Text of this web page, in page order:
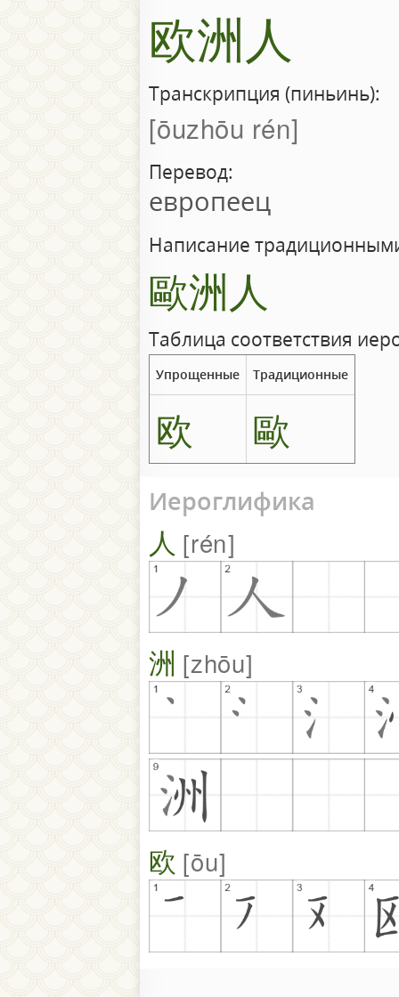
欧洲人
Транскрипция (пиньинь):
ōuzhōu rén
Перевод:
европеец
Написание
歐洲人
Таблица соответствия
Упрощенные Традиционные
欧 歐
Иероглифика
人 rén
洲 zhōu
欧 ōu